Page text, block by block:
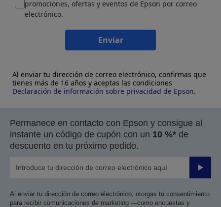
promociones, ofertas y eventos de Epson por correo
electrónico.
Enviar
Al enviar tu dirección de correo electrónico, confirmas que
tienes más de 16 años y aceptas las condiciones
Declaración de información sobre privacidad de Epson.
Permanece en contacto con Epson y consigue al
instante un código de cupón con un 10 %* de
descuento en tu próximo pedido.
Enviar
Al enviar tu dirección de correo electrónico, otorgas tu consentimiento
para recibir comunicaciones de marketing —como encuestas y